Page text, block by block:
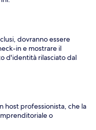
dovranno essere
in e mostrare il
d'identità rilasciato dal
host professionista, che la
o